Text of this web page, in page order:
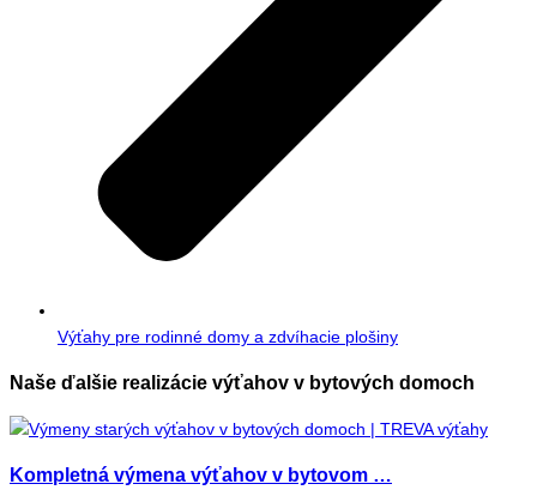
Výťahy pre rodinné domy a zdvíhacie plošiny
Naše ďalšie realizácie výťahov v bytových domoch
Kompletná výmena výťahov v bytovom …